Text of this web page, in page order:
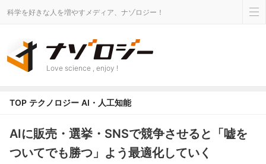
科学を好きな人を増やすメディア、ナゾロジー！
Love science , enjoy !
TOP テクノロジー AI・人工知能
AIに販売・選挙・SNSで競争させると「嘘を
ついてでも勝つ」よう最適化していく